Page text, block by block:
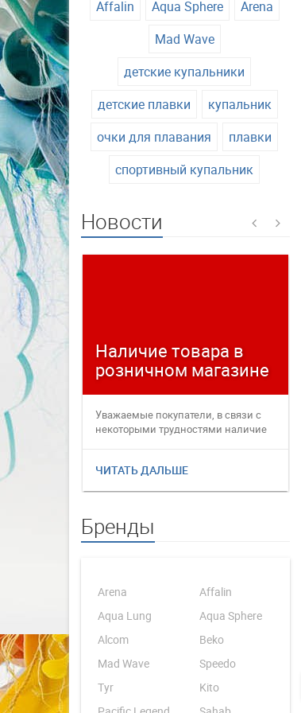
Affalin Aqua Sphere
Arena
Mad Wave
детские купальники
детские плавки
купальник
очки для плавания
плавки
спортивный купальник
Новости
Наличие товара в
розничном магазине
Уважаемые покупатели, в связи с
некоторыми трудностями наличие
ЧИТАТЬ ДАЛЬШЕ
Бренды
Arena
Affalin
Aqua Lung
Aqua Sphere
Alcom
Beko
Mad Wave
Speedo
Tyr
Kito